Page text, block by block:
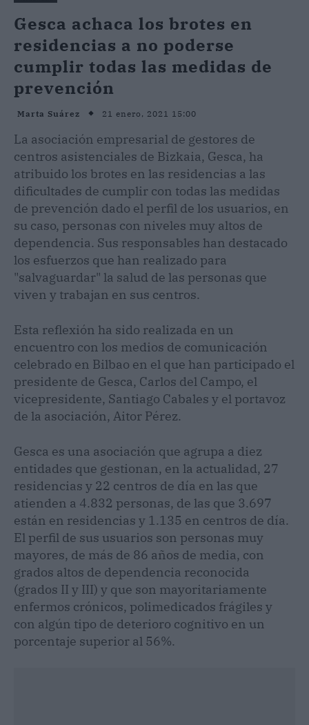
Gesca achaca los brotes en
residencias a no poderse
cumplir todas las medidas de
prevención
Marta Suárez 21 enero, 2021 15:00
La asociación empresarial de gestores de
centros asistenciales de Bizkaia, Gesca, ha
atribuido los brotes en las residencias a las
dificultades de cumplir con todas las medidas
de prevención dado el perfil de los usuarios, en
su caso, personas con niveles muy altos de
dependencia. Sus responsables han destacado
los esfuerzos que han realizado para
"salvaguardar" la salud de las personas que
viven y trabajan en sus centros.
Esta reflexión ha sido realizada en un
encuentro con los medios de comunicación
celebrado en Bilbao en el que han participado el
presidente de Gesca, Carlos del Campo, el
vicepresidente, Santiago Cabales y el portavoz
de la asociación, Aitor Pérez.
Gesca es una asociación que agrupa a diez
entidades que gestionan, en la actualidad, 27
residencias y 22 centros de día en las que
atienden a 4.832 personas, de las que 3.697
están en residencias y 1.135 en centros de día.
El perfil de sus usuarios son personas muy
mayores, de más de 86 años de media, con
grados altos de dependencia reconocida
(grados II y III) y que son mayoritariamente
enfermos crónicos, polimedicados frágiles y
con algún tipo de deterioro cognitivo en un
porcentaje superior al 56%.